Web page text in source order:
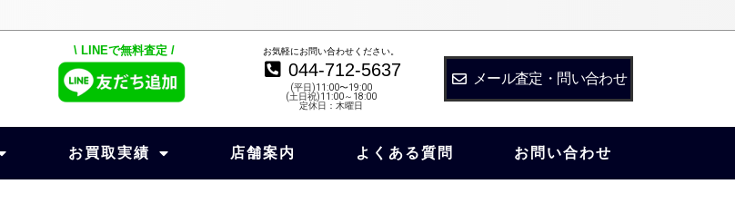
\ LINEで無料査定 / お気軽にお問い合わせください。
044-712-5637
(平日)11:00〜19:00
(土日祝)11:00～18:00
定休日：木曜日
メール査定・問い合わせ
お買取実績 店舗案内 よくある質問 お問い合わせ